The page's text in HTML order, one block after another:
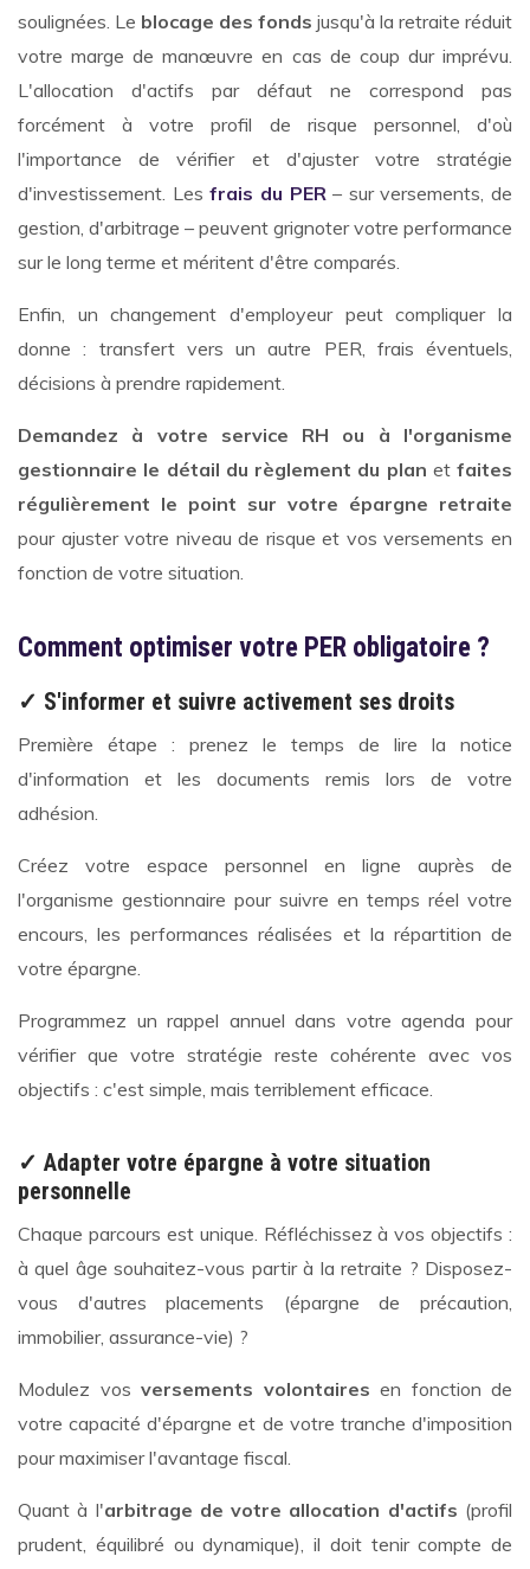
soulignées. Le blocage des fonds jusqu'à la retraite réduit
votre marge de manœuvre en cas de coup dur imprévu.
L'allocation d'actifs par défaut ne correspond pas
forcément à votre profil de risque personnel, d'où
l'importance de vérifier et d'ajuster votre stratégie
d'investissement. Lesfrais du PER – sur versements, de
gestion, d'arbitrage – peuvent grignoter votre performance
sur le long terme et méritent d'être comparés.
Enfin, un changement d'employeur peut compliquer la
donne : transfert vers un autre PER, frais éventuels,
décisions à prendre rapidement.
Demandez à votre service RH ou à l'organisme
gestionnaire le détail du règlement du plan et faites
régulièrement le point sur votre épargne retraite
pour ajuster votre niveau de risque et vos versements en
fonction de votre situation.
Comment optimiser votre PER obligatoire ?
✓ S'informer et suivre activement ses droits
Première étape : prenez le temps de lire la notice
d'information et les documents remis lors de votre
adhésion.
Créez votre espace personnel en ligne auprès de
l'organisme gestionnaire pour suivre en temps réel votre
encours, les performances réalisées et la répartition de
votre épargne.
Programmez un rappel annuel dans votre agenda pour
vérifier que votre stratégie reste cohérente avec vos
objectifs : c'est simple, mais terriblement efficace.
✓ Adapter votre épargne à votre situation
personnelle
Chaque parcours est unique. Réfléchissez à vos objectifs :
à quel âge souhaitez-vous partir à la retraite ? Disposez-
vous d'autres placements (épargne de précaution,
immobilier, assurance-vie) ?
Modulez vos versements volontaires en fonction de
votre capacité d'épargne et de votre tranche d'imposition
pour maximiser l'avantage fiscal.
Quant à l'arbitrage de votre allocation d'actifs (profil
prudent, équilibré ou dynamique), il doit tenir compte de